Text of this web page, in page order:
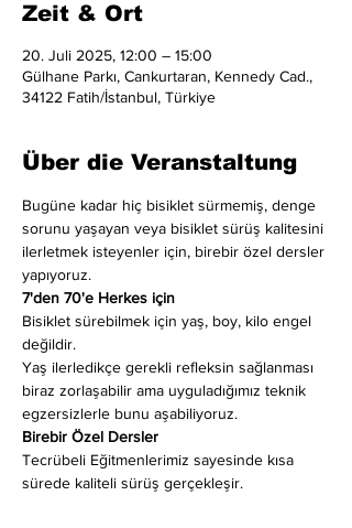
Zeit & Ort
20. Juli 2025, 12:00 – 15:00
Gülhane Parkı, Cankurtaran, Kennedy Cad.,
34122 Fatih/İstanbul, Türkiye
Über die Veranstaltung
Bugüne kadar hiç bisiklet sürmemiş, denge
sorunu yaşayan veya bisiklet sürüş kalitesini
ilerletmek isteyenler için, birebir özel dersler
yapıyoruz.
7'den 70'e Herkes için
Bisiklet sürebilmek için yaş, boy, kilo engel
değildir.
Yaş ilerledikçe gerekli refleksin sağlanması
biraz zorlaşabilir ama uyguladığımız teknik
egzersizlerle bunu aşabiliyoruz.
Birebir Özel Dersler
Tecrübeli Eğitmenlerimiz sayesinde kısa
sürede kaliteli sürüş gerçekleşir.